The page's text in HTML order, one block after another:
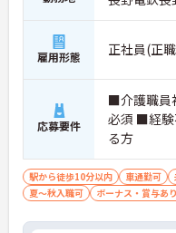
雇用形態 正社員(正
応募要件
■介護職員
必須 ■経験
る方
駅から徒歩10分以内 車通勤可
夏～秋入職可
ボーナス・賞与あり